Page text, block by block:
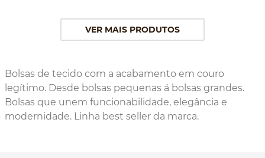
Bolsas de tecido com a acabamento em couro
legítimo. Desde bolsas pequenas á bolsas grandes.
Bolsas que unem funcionabilidade, elegância e
modernidade. Linha best seller da marca.